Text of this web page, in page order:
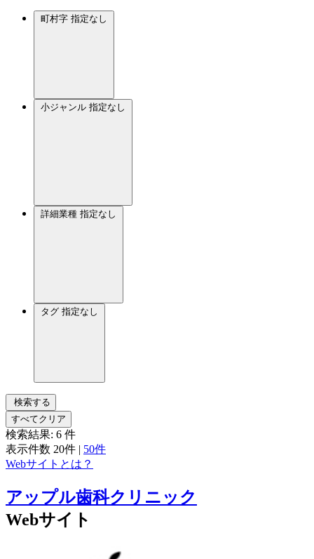
町村字 指定なし
小ジャンル 指定なし
詳細業種 指定なし
タグ 指定なし
検索する
すべてクリア
検索結果: 6 件
表示件数 20件 | 50件
Webサイトとは？
アップル歯科クリニック
Webサイト